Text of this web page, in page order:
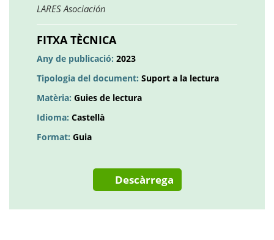
LARES Asociación
en
una
nova
FITXA TÈCNICA
Any de publicació: 2023
Tipologia del document: Suport a la lectura
Matèria: Guies de lectura
Idioma: Castellà
Format: Guia
Descàrrega